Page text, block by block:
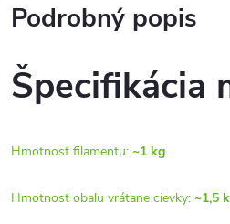
Podrobný popis
Špecifikácia
Hmotnosť filamentu: ~1 kg
Hmotnosť obalu vrátane cievky: ~1,5